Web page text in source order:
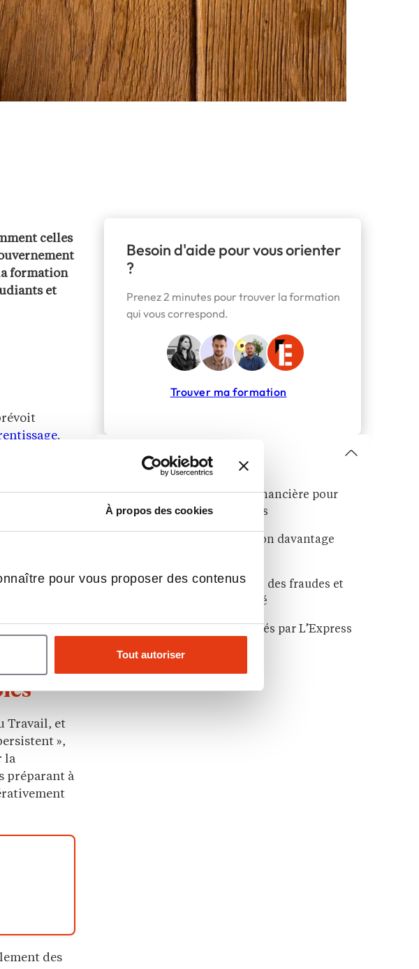
À propos des cookies
pour vous proposer des contenus
Tout autoriser
celles
formation
et
.
d’un
départ
un
délai de 3
par
de la
aux
jusqu’à
la
Travail, et
»,
la
préparant à
des
Besoin d'aide pour vous orienter
?
Prenez 2 minutes pour trouver la formation
qui vous correspond.
Trouver ma formation
Sommaire
Une meilleure protection financière pour
les étudiants et les apprentis
Des organismes de formation davantage
Un système de signalement des fraudes et
dysfonctionnements facilité
Notre résumé en 5 points clés par L’Express